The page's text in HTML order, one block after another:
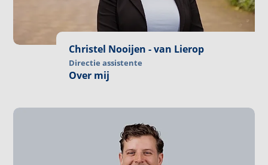
Christel Nooijen - van Lierop
Directie assistente
Over mij